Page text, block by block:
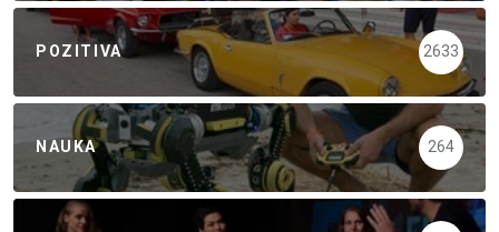
POZITIVA 2633
NAUKA 264